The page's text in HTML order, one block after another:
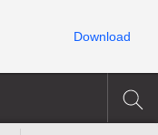
Download